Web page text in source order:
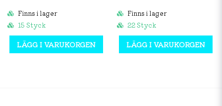
Finns i lager
15 Styck
LÄGG I VARUKORGEN
Finns i lager
22 Styck
LÄGG I VARUKORGEN